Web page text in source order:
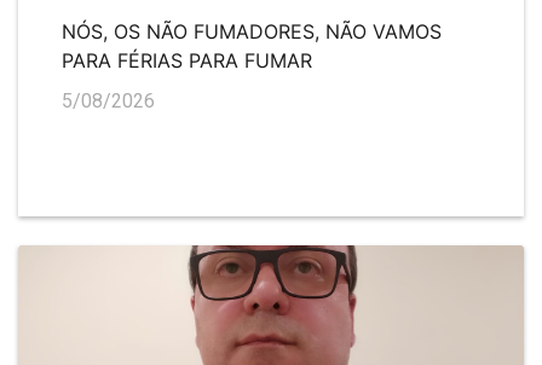
NÓS, OS NÃO FUMADORES, NÃO VAMOS
PARA FÉRIAS PARA FUMAR
5/08/2026